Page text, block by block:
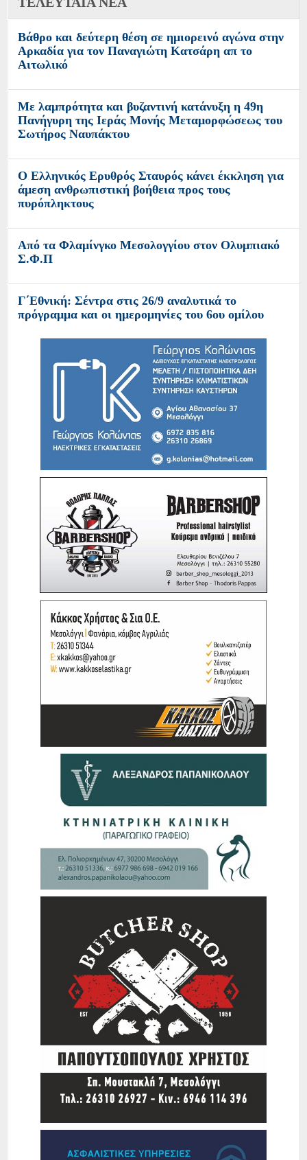
Βάθρο και δεύτερη θέση σε ημιορεινό αγώνα στην
Αρκαδία για τον Παναγιώτη Κατσάρη απ το
Αιτωλικό
Με λαμπρότητα και βυζαντινή κατάνυξη η 49η
Πανήγυρη της Ιεράς Μονής Μεταμορφώσεως του
Σωτήρος Ναυπάκτου
Ο Ελληνικός Ερυθρός Σταυρός κάνει έκκληση για
άμεση ανθρωπιστική βοήθεια προς τους
πυρόπληκτους
Από τα Φλαμίνγκο Μεσολογγίου στον Ολυμπιακό
Σ.Φ.Π
Γ΄Εθνική: Σέντρα στις 26/9 αναλυτικά το
πρόγραμμα και οι ημερομηνίες του 6ου ομίλου